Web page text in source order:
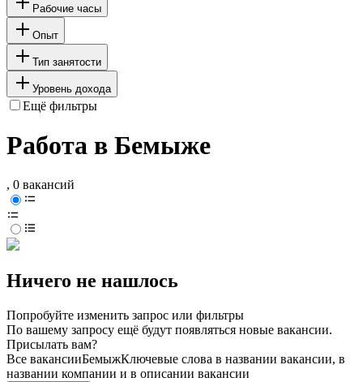
Рабочие часы
Опыт
Тип занятости
Уровень дохода
Ещё фильтры
Работа в Бемыже
, 0 вакансий
Ничего не нашлось
Попробуйте изменить запрос или фильтры
По вашему запросу ещё будут появляться новые вакансии.
Присылать вам?
Все вакансииБемыжКлючевые слова в названии вакансии, в
названии компании и в описании вакансии